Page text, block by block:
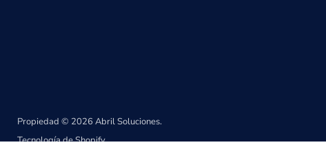
Propiedad © 2026 Abril Soluciones.
Tecnología de Shopify